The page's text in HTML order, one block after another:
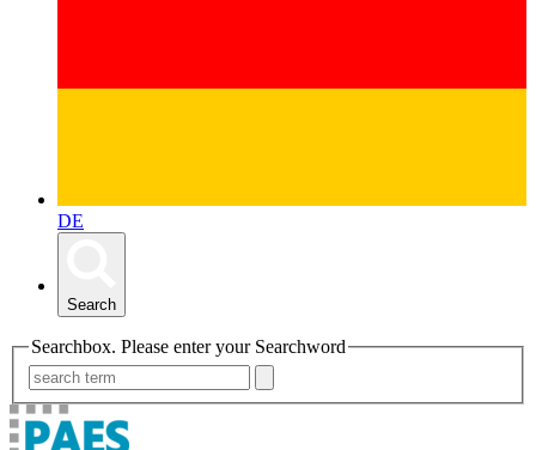
DE
Search
Searchbox. Please enter your Searchword